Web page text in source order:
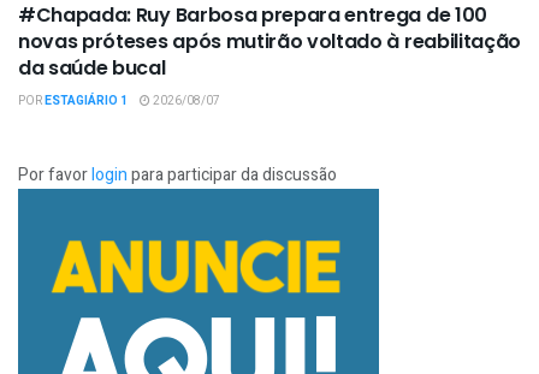
#Chapada: Ruy Barbosa prepara entrega de 100
novas próteses após mutirão voltado à reabilitação
da saúde bucal
PORESTAGIÁRIO 1 2026/08/07
Por favorloginpara participar da discussão